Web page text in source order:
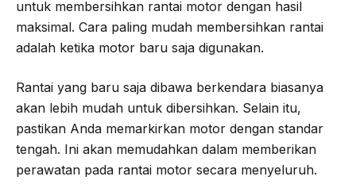
untuk membersihkan rantai motor dengan hasil
maksimal. Cara paling mudah membersihkan rantai
adalah ketika motor baru saja digunakan.
Rantai yang baru saja dibawa berkendara biasanya
akan lebih mudah untuk dibersihkan. Selain itu,
pastikan Anda memarkirkan motor dengan standar
tengah. Ini akan memudahkan dalam memberikan
perawatan pada rantai motor secara menyeluruh.